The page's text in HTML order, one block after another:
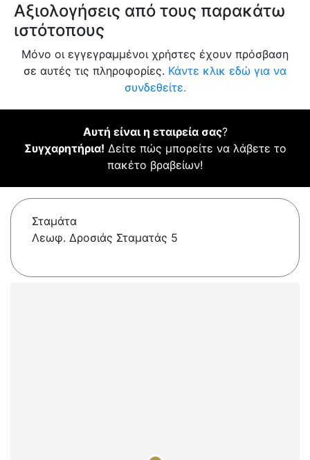
Αξιολογήσεις από τους παρακάτω
ιστότοπους
Μόνο οι εγγεγραμμένοι χρήστες έχουν πρόσβαση
σε αυτές τις πληροφορίες. Κάντε κλικ εδώ για να
συνδεθείτε.
Αυτή είναι η εταιρεία σας?
Συγχαρητήρια! Δείτε πώς μπορείτε να λάβετε το
πακέτο βραβείων!
Σταμάτα
Λεωφ. Δροσιάς Σταματάς 5